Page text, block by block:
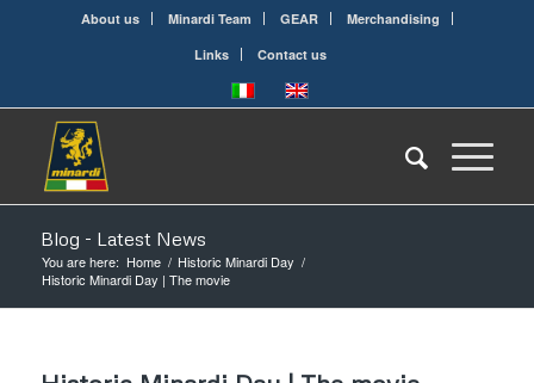
About us Minardi Team GEAR
Merchandising
Links
Contact us
Blog - Latest News
You are here: Home / Historic Minardi Day /
Historic Minardi Day | The movie